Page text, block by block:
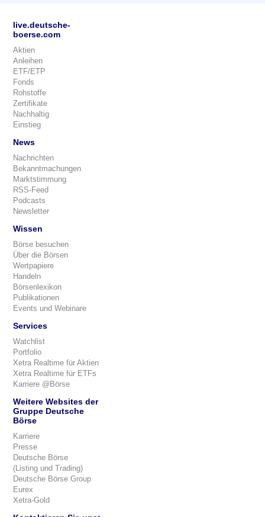
live.deutsche-
boerse.com
Aktien
Anleihen
ETF/ETP
Fonds
Rohstoffe
Zertifikate
Nachhaltig
Einstieg
News
Nachrichten
Bekanntmachungen
Marktstimmung
RSS-Feed
Podcasts
Newsletter
Wissen
Börse besuchen
Über die Börsen
Wertpapiere
Handeln
Börsenlexikon
Publikationen
Events und Webinare
Services
Watchlist
Portfolio
Xetra Realtime für Aktien
Xetra Realtime für ETFs
Karriere @Börse
Weitere Websites der
Gruppe Deutsche
Börse
Karriere
Presse
Deutsche Börse
(Listing und Trading)
Deutsche Börse Group
Eurex
Xetra-Gold